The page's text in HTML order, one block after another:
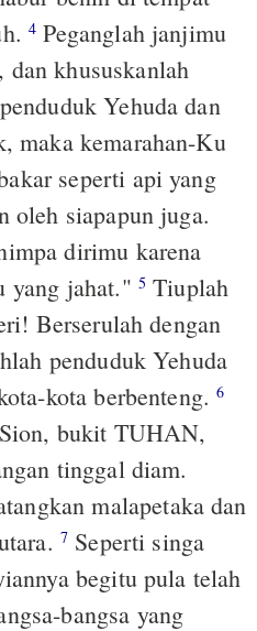
4 Peganglah janjimu
khususkanlah
Yehuda dan
maka kemarahan-Ku
seperti api yang
oleh siapapun juga.
dirimu karena
yang jahat." 5 Tiuplah
Berserulah dengan
penduduk Yehuda
kota berbenteng.6
bukit TUHAN,
tinggal diam.
malapetaka dan
7 Seperti singa
begitu pula telah
bangsa yang